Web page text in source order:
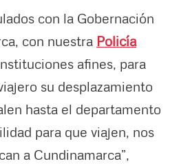
con la Gobernación
con nuestra Policía
afines, para
su desplazamiento
hasta el departamento
para que viajen, nos
a Cundinamarca”,